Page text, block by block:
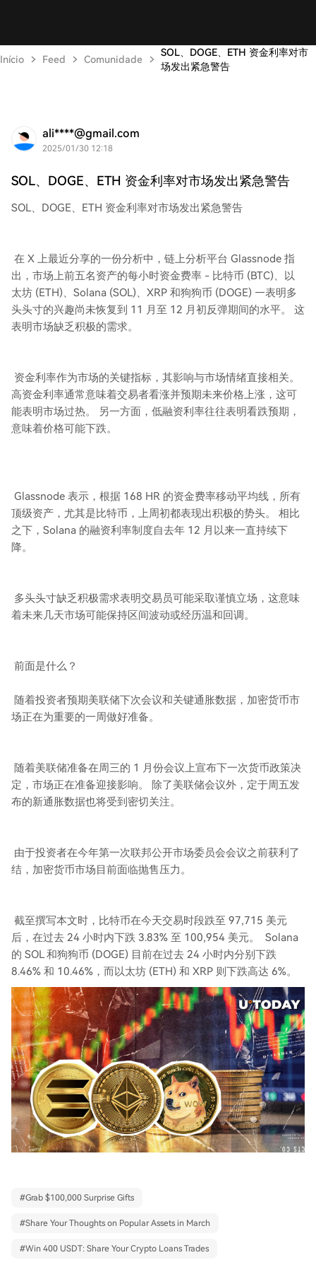
Início Feed Comunidade
SOL、DOGE、ETH 资金利率对市
场发出紧急警告
ali****@gmail.com
2025/01/30 12:18
SOL、DOGE、ETH 资金利率对市场发出紧急警告
SOL、DOGE、ETH 资金利率对市场发出紧急警告
在 X 上最近分享的一份分析中，链上分析平台 Glassnode 指
出，市场上前五名资产的每小时资金费率 - 比特币 (BTC)、以
太坊 (ETH)、Solana (SOL)、XRP 和狗狗币 (DOGE) —表明多
头头寸的兴趣尚未恢复到 11 月至 12 月初反弹期间的水平。 这
表明市场缺乏积极的需求。
资金利率作为市场的关键指标，其影响与市场情绪直接相关。
高资金利率通常意味着交易者看涨并预期未来价格上涨，这可
能表明市场过热。 另一方面，低融资利率往往表明看跌预期，
意味着价格可能下跌。
Glassnode 表示，根据 168 HR 的资金费率移动平均线，所有
顶级资产，尤其是比特币，上周初都表现出积极的势头。 相比
之下，Solana 的融资利率制度自去年 12 月以来一直持续下
降。
多头头寸缺乏积极需求表明交易员可能采取谨慎立场，这意味
着未来几天市场可能保持区间波动或经历温和回调。
前面是什么？
随着投资者预期美联储下次会议和关键通胀数据，加密货币市
场正在为重要的一周做好准备。
随着美联储准备在周三的 1 月份会议上宣布下一次货币政策决
定，市场正在准备迎接影响。 除了美联储会议外，定于周五发
布的新通胀数据也将受到密切关注。
由于投资者在今年第一次联邦公开市场委员会会议之前获利了
结，加密货币市场目前面临抛售压力。
截至撰写本文时，比特币在今天交易时段跌至 97,715 美元
后，在过去 24 小时内下跌 3.83% 至 100,954 美元。 Solana
的 SOL 和狗狗币 (DOGE) 目前在过去 24 小时内分别下跌
8.46% 和 10.46%，而以太坊 (ETH) 和 XRP 则下跌高达 6%。
#Grab $100,000 Surprise Gifts
#Share Your Thoughts on Popular Assets in March
#Win 400 USDT: Share Your Crypto Loans Trades